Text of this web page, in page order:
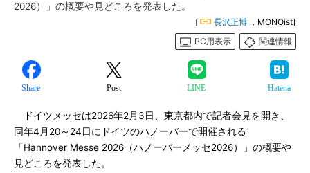
2026）」の概要や見どころを発表した。
[ 長沢正博 ，MONOist]
PC用表示
関連情報
Share Post LINE Hatena
ドイツメッセは2026年2月3日、東京都内で記者会見を開き、
同年4月20～24日にドイツのハノーバーで開催される
「Hannover Messe 2026（ハノーバーメッセ2026）」の概要や
見どころを発表した。